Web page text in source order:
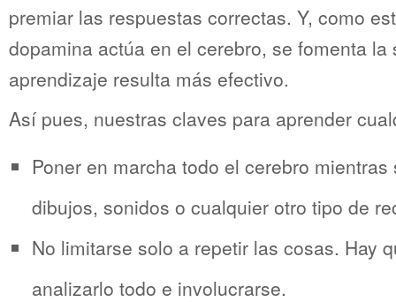
premiar las respuestas correctas. Y, como
dopamina actúa en el cerebro, se fomenta la
aprendizaje resulta más efectivo.
Así pues, nuestras claves para aprender
Poner en marcha todo el cerebro
dibujos, sonidos o cualquier otro tipo de
No limitarse solo a repetir las cosas. Hay
analizarlo todo e involucrarse.